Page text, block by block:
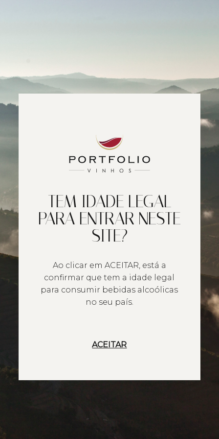
TEM IDADE LEGAL
PARA ENTRAR NESTE
SITE?
Ao clicar em ACEITAR, está a
confirmar que tem a idade legal
para consumir bebidas alcoólicas
no seu país.
ACEITAR